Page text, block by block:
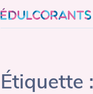
to
content
Étiquette :